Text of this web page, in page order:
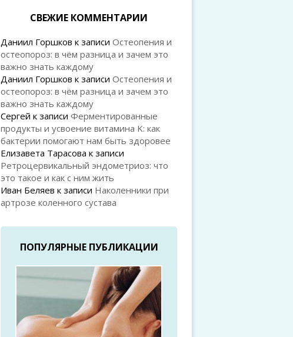
СВЕЖИЕ КОММЕНТАРИИ
Даниил Горшков к записи Остеопения и
остеопороз: в чём разница и зачем это
важно знать каждому
Даниил Горшков к записи Остеопения и
остеопороз: в чём разница и зачем это
важно знать каждому
Сергей к записи Ферментированные
продукты и усвоение витамина K: как
бактерии помогают нам быть здоровее
Елизавета Тарасова к записи
Ретроцервикальный эндометриоз: что
это такое и как с ним жить
Иван Беляев к записи Наколенники при
артрозе коленного сустава
ПОПУЛЯРНЫЕ ПУБЛИКАЦИИ